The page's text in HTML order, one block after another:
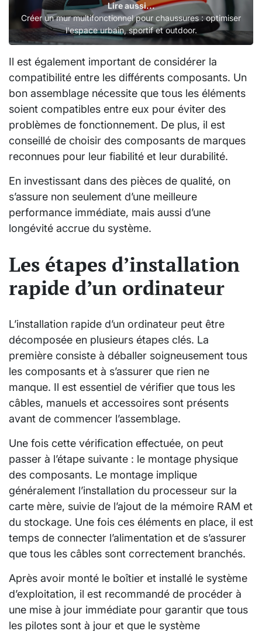
Lire aussi...
Créer un mur multifonctionnel pour chaussures : optimiser
l'espace urbain, sportif et outdoor.
Il est également important de considérer la
compatibilité entre les différents composants. Un
bon assemblage nécessite que tous les éléments
soient compatibles entre eux pour éviter des
problèmes de fonctionnement. De plus, il est
conseillé de choisir des composants de marques
reconnues pour leur fiabilité et leur durabilité.
En investissant dans des pièces de qualité, on
s’assure non seulement d’une meilleure
performance immédiate, mais aussi d’une
longévité accrue du système.
Les étapes d’installation
rapide d’un ordinateur
L’installation rapide d’un ordinateur peut être
décomposée en plusieurs étapes clés. La
première consiste à déballer soigneusement tous
les composants et à s’assurer que rien ne
manque. Il est essentiel de vérifier que tous les
câbles, manuels et accessoires sont présents
avant de commencer l’assemblage.
Une fois cette vérification effectuée, on peut
passer à l’étape suivante : le montage physique
des composants. Le montage implique
généralement l’installation du processeur sur la
carte mère, suivie de l’ajout de la mémoire RAM et
du stockage. Une fois ces éléments en place, il est
temps de connecter l’alimentation et de s’assurer
que tous les câbles sont correctement branchés.
Après avoir monté le boîtier et installé le système
d’exploitation, il est recommandé de procéder à
une mise à jour immédiate pour garantir que tous
les pilotes sont à jour et que le système